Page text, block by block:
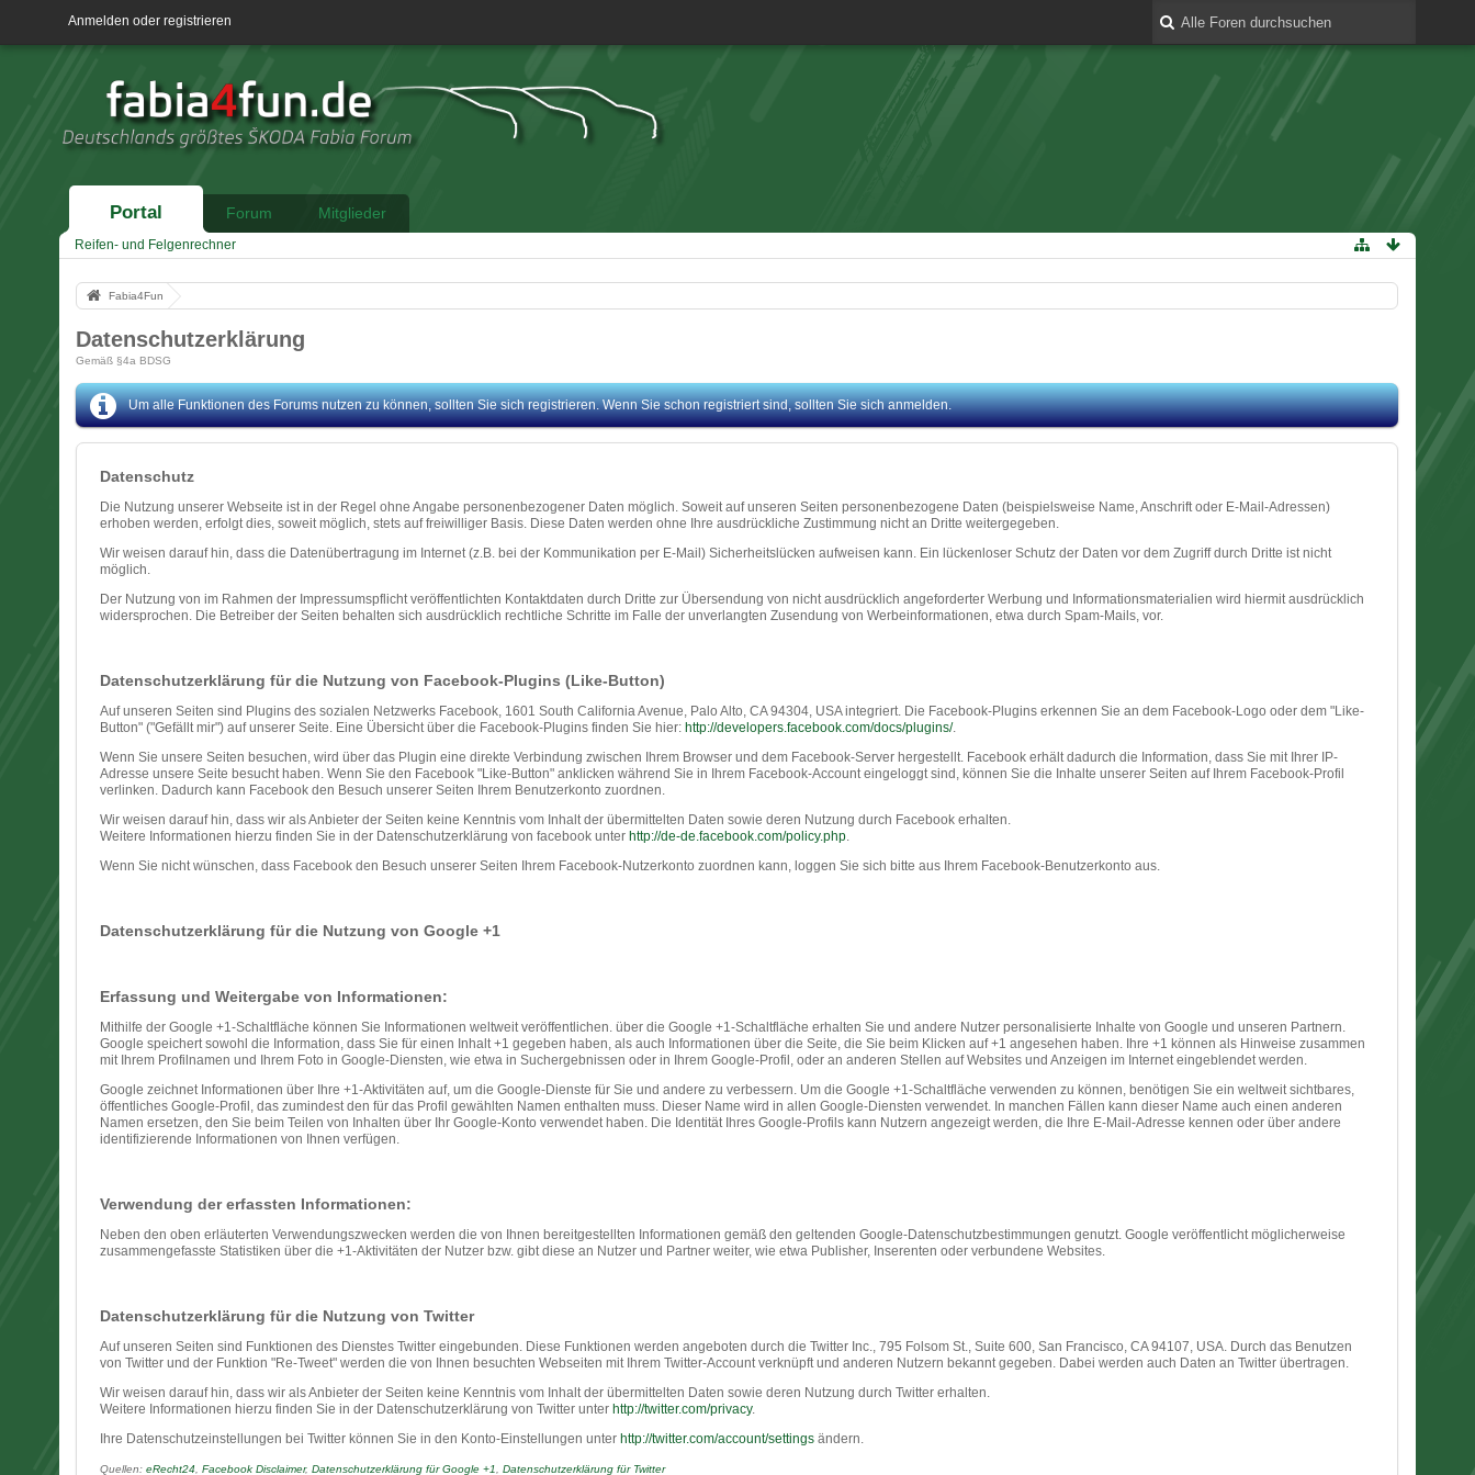
Anmelden oder registrieren
Portal Forum Mitglieder
Reifen- und Felgenrechner
Fabia4Fun
Datenschutzerklärung
Gemäß §4a BDSG
Um alle Funktionen des Forums nutzen zu können, sollten Sie sich registrieren. Wenn Sie schon registriert sind, sollten Sie sich anmelden.
Datenschutz
Die Nutzung unserer Webseite ist in der Regel ohne Angabe personenbezogener Daten möglich. Soweit auf unseren Seiten personenbezogene Daten (beispielsweise Name, Anschrift oder E-Mail-Adressen)
erhoben werden, erfolgt dies, soweit möglich, stets auf freiwilliger Basis. Diese Daten werden ohne Ihre ausdrückliche Zustimmung nicht an Dritte weitergegeben.
Wir weisen darauf hin, dass die Datenübertragung im Internet (z.B. bei der Kommunikation per E-Mail) Sicherheitslücken aufweisen kann. Ein lückenloser Schutz der Daten vor dem Zugriff durch Dritte ist nicht
möglich.
Der Nutzung von im Rahmen der Impressumspflicht veröffentlichten Kontaktdaten durch Dritte zur Übersendung von nicht ausdrücklich angeforderter Werbung und Informationsmaterialien wird hiermit ausdrücklich
widersprochen. Die Betreiber der Seiten behalten sich ausdrücklich rechtliche Schritte im Falle der unverlangten Zusendung von Werbeinformationen, etwa durch Spam-Mails, vor.
Datenschutzerklärung für die Nutzung von Facebook-Plugins (Like-Button)
Auf unseren Seiten sind Plugins des sozialen Netzwerks Facebook, 1601 South California Avenue, Palo Alto, CA 94304, USA integriert. Die Facebook-Plugins erkennen Sie an dem Facebook-Logo oder dem "Like-
Button" ("Gefällt mir") auf unserer Seite. Eine Übersicht über die Facebook-Plugins finden Sie hier: http://developers.facebook.com/docs/plugins/.
Wenn Sie unsere Seiten besuchen, wird über das Plugin eine direkte Verbindung zwischen Ihrem Browser und dem Facebook-Server hergestellt. Facebook erhält dadurch die Information, dass Sie mit Ihrer IP-
Adresse unsere Seite besucht haben. Wenn Sie den Facebook "Like-Button" anklicken während Sie in Ihrem Facebook-Account eingeloggt sind, können Sie die Inhalte unserer Seiten auf Ihrem Facebook-Profil
verlinken. Dadurch kann Facebook den Besuch unserer Seiten Ihrem Benutzerkonto zuordnen.
Wir weisen darauf hin, dass wir als Anbieter der Seiten keine Kenntnis vom Inhalt der übermittelten Daten sowie deren Nutzung durch Facebook erhalten.
Weitere Informationen hierzu finden Sie in der Datenschutzerklärung von facebook unter http://de-de.facebook.com/policy.php.
Wenn Sie nicht wünschen, dass Facebook den Besuch unserer Seiten Ihrem Facebook-Nutzerkonto zuordnen kann, loggen Sie sich bitte aus Ihrem Facebook-Benutzerkonto aus.
Datenschutzerklärung für die Nutzung von Google +1
Erfassung und Weitergabe von Informationen:
Mithilfe der Google +1-Schaltfläche können Sie Informationen weltweit veröffentlichen. über die Google +1-Schaltfläche erhalten Sie und andere Nutzer personalisierte Inhalte von Google und unseren Partnern.
Google speichert sowohl die Information, dass Sie für einen Inhalt +1 gegeben haben, als auch Informationen über die Seite, die Sie beim Klicken auf +1 angesehen haben. Ihre +1 können als Hinweise zusammen
mit Ihrem Profilnamen und Ihrem Foto in Google-Diensten, wie etwa in Suchergebnissen oder in Ihrem Google-Profil, oder an anderen Stellen auf Websites und Anzeigen im Internet eingeblendet werden.
Google zeichnet Informationen über Ihre +1-Aktivitäten auf, um die Google-Dienste für Sie und andere zu verbessern. Um die Google +1-Schaltfläche verwenden zu können, benötigen Sie ein weltweit sichtbares,
öffentliches Google-Profil, das zumindest den für das Profil gewählten Namen enthalten muss. Dieser Name wird in allen Google-Diensten verwendet. In manchen Fällen kann dieser Name auch einen anderen
Namen ersetzen, den Sie beim Teilen von Inhalten über Ihr Google-Konto verwendet haben. Die Identität Ihres Google-Profils kann Nutzern angezeigt werden, die Ihre E-Mail-Adresse kennen oder über andere
identifizierende Informationen von Ihnen verfügen.
Verwendung der erfassten Informationen:
Neben den oben erläuterten Verwendungszwecken werden die von Ihnen bereitgestellten Informationen gemäß den geltenden Google-Datenschutzbestimmungen genutzt. Google veröffentlicht möglicherweise
zusammengefasste Statistiken über die +1-Aktivitäten der Nutzer bzw. gibt diese an Nutzer und Partner weiter, wie etwa Publisher, Inserenten oder verbundene Websites.
Datenschutzerklärung für die Nutzung von Twitter
Auf unseren Seiten sind Funktionen des Dienstes Twitter eingebunden. Diese Funktionen werden angeboten durch die Twitter Inc., 795 Folsom St., Suite 600, San Francisco, CA 94107, USA. Durch das Benutzen
von Twitter und der Funktion "Re-Tweet" werden die von Ihnen besuchten Webseiten mit Ihrem Twitter-Account verknüpft und anderen Nutzern bekannt gegeben. Dabei werden auch Daten an Twitter übertragen.
Wir weisen darauf hin, dass wir als Anbieter der Seiten keine Kenntnis vom Inhalt der übermittelten Daten sowie deren Nutzung durch Twitter erhalten.
Weitere Informationen hierzu finden Sie in der Datenschutzerklärung von Twitter unter http://twitter.com/privacy.
Ihre Datenschutzeinstellungen bei Twitter können Sie in den Konto-Einstellungen unter http://twitter.com/account/settingsändern.
Quellen: eRecht24 Facebook Disclaimer, Datenschutzerklärung für Google +1 Datenschutzerklärung für Twitter